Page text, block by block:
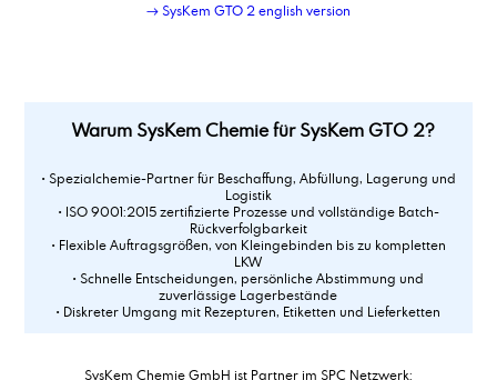
→ SysKem GTO 2 english version
Warum SysKem Chemie für SysKem GTO 2?
• Spezialchemie-Partner für Beschaffung, Abfüllung, Lagerung und
Logistik
• ISO 9001:2015 zertifizierte Prozesse und vollständige Batch-
Rückverfolgbarkeit
• Flexible Auftragsgrößen, von Kleingebinden bis zu kompletten
LKW
• Schnelle Entscheidungen, persönliche Abstimmung und
zuverlässige Lagerbestände
• Diskreter Umgang mit Rezepturen, Etiketten und Lieferketten
SysKem Chemie GmbH ist Partner im SPC Netzwerk: